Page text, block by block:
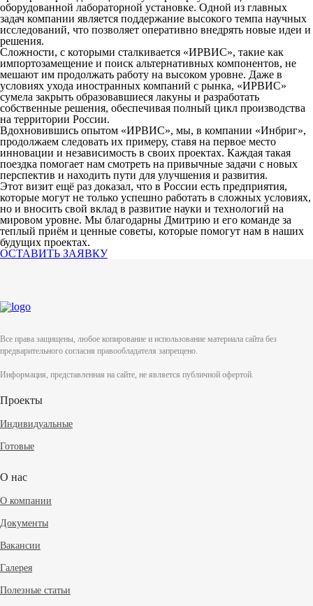
оборудованной лабораторной установке. Одной из главных
задач компании является поддержание высокого темпа научных
исследований, что позволяет оперативно внедрять новые идеи и
решения.
Сложности, с которыми сталкивается «ИРВИС», такие как
импортозамещение и поиск альтернативных компонентов, не
мешают им продолжать работу на высоком уровне. Даже в
условиях ухода иностранных компаний с рынка, «ИРВИС»
сумела закрыть образовавшиеся лакуны и разработать
собственные решения, обеспечивая полный цикл производства
на территории России.
Вдохновившись опытом «ИРВИС», мы, в компании «Инбриг»,
продолжаем следовать их примеру, ставя на первое место
инновации и независимость в своих проектах. Каждая такая
поездка помогает нам смотреть на привычные задачи с новых
перспектив и находить пути для улучшения и развития.
Этот визит ещё раз доказал, что в России есть предприятия,
которые могут не только успешно работать в сложных условиях,
но и вносить свой вклад в развитие науки и технологий на
мировом уровне. Мы благодарны Дмитрию и его команде за
теплый приём и ценные советы, которые помогут нам в наших
будущих проектах.
ОСТАВИТЬ ЗАЯВКУ
Все права защищены, любое копирование и использование материала сайта без
предварительного согласия правообладателя запрещено.
Информация, представленная на сайте, не является публичной офертой.
Проекты
Индивидуальные
Готовые
О нас
О компании
Документы
Вакансии
Галерея
Полезные статьи